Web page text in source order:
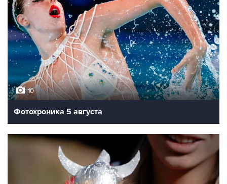
10
Фотохроника 5 августа